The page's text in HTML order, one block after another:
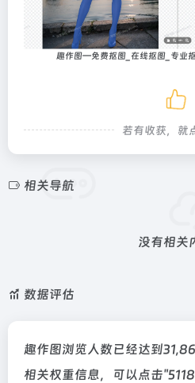
趣作图—免费抠图_在线抠图_专
若有收获，就
相关导航
没有相关
数据评估
趣作图浏览人数已经达到
相关权重信息，可以点击"